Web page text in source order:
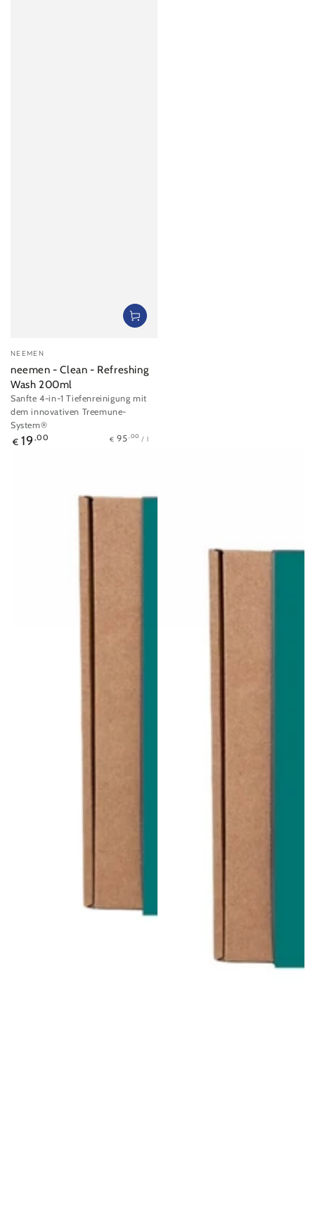
Verkäufer/in:
NEEMEN
neemen - Clean - Refreshing
Wash 200ml
Sanfte 4-in-1 Tiefenreinigung mit
dem innovativen Treemune-
System®
Regulärer
€ 19 ,00 Stückpreis
€ 95 ,00 / pro
l